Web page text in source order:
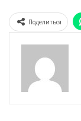
Поделиться